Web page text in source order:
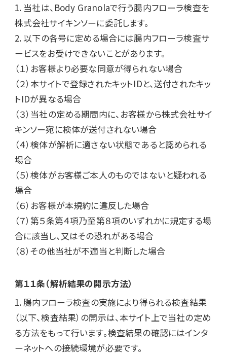
1. 当社は、Body Granolaで行う腸内フローラ検査を
株式会社サイキンソーに委託します。
2. 以下の各号に定める場合には腸内フローラ検査サ
ービスをお受けできないことがあります。
（１）お客様より必要な同意が得られない場合
（２）本サイトで登録されたキットIDと、送付されたキッ
トIDが異なる場合
（３）当社の定める期間内に、お客様から株式会社サイ
キンソー宛に検体が送付されない場合
（４）検体が解析に適さない状態であると認められる
場合
（５）検体がお客様ご本人のものではないと疑われる
場合
（６）お客様が本規約に違反した場合
（７）第５条第４項乃至第８項のいずれかに規定する場
合に該当し、又はその恐れがある場合
（８）その他当社が不適当と判断した場合
第１１条（解析結果の開示方法）
1. 腸内フローラ検査の実施により得られる検査結果
（以下、検査結果）の開示は、本サイト上で当社の定め
る方法をもって行います。検査結果の確認にはインタ
ーネットへの接続環境が必要です。